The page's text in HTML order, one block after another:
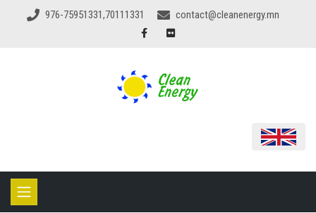
976-75951331,70111331 contact@cleanenergy.mn